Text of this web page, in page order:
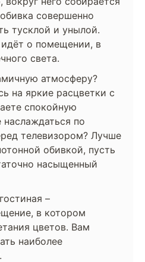
совершенно
тусклой и унылой.
о помещении, в
света.
атмосферу?
на яркие расцветки с
спокойную
наслаждаться по
телевизором? Лучше
обивкой, пусть
насыщенный
–
в котором
цветов. Вам
наиболее